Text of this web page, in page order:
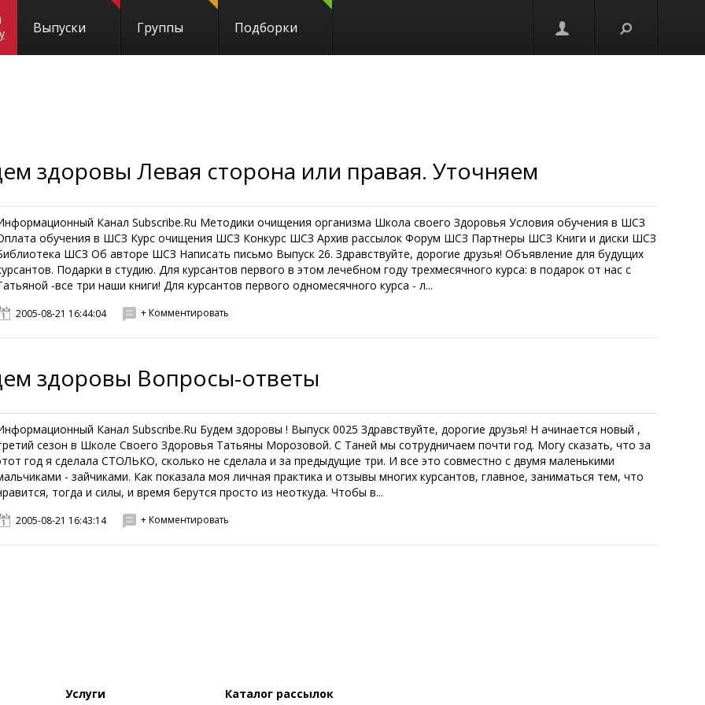
Выпуски Группы Подборки
здоровы Левая сторона или правая. Уточняем
Канал Subscribe.Ru Методики очищения организма Школа своего Здоровья Условия обучения в ШСЗ
обучения в ШСЗ Курс очищения ШСЗ Конкурс ШСЗ Архив рассылок Форум ШСЗ Партнеры ШСЗ Книги и диски ШСЗ
ШСЗ Об авторе ШСЗ Написать письмо Выпуск 26. Здравствуйте, дорогие друзья! Объявление для будущих
Подарки в студию. Для курсантов первого в этом лечебном году трехмесячного курса: в подарок от нас с
-все три наши книги! Для курсантов первого одномесячного курса - л...
2005-08-21 16:44:04 + Комментировать
здоровы Вопросы-ответы
Канал Subscribe.Ru Будем здоровы ! Выпуск 0025 Здравствуйте, дорогие друзья! Н ачинается новый ,
сезон в Школе Своего Здоровья Татьяны Морозовой. С Таней мы сотрудничаем почти год. Могу сказать, что за
год я сделала СТОЛЬКО, сколько не сделала и за предыдущие три. И все это совместно с двумя маленькими
- зайчиками. Как показала моя личная практика и отзывы многих курсантов, главное, заниматься тем, что
тогда и силы, и время берутся просто из неоткуда. Чтобы в...
2005-08-21 16:43:14 + Комментировать
Услуги Каталог рассылок